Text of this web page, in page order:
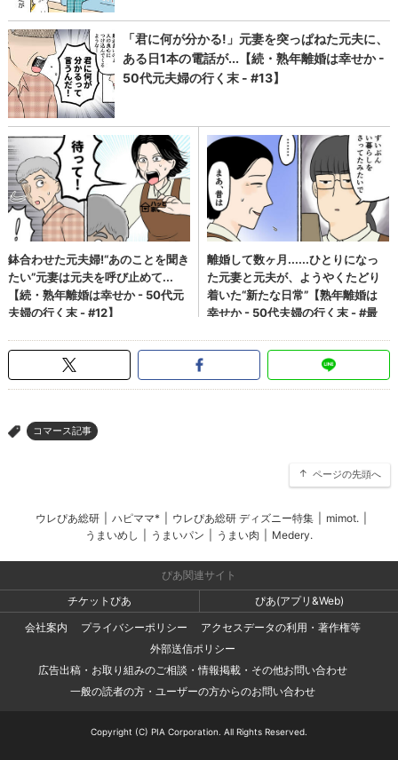
> コマース記事
ページの先頭へ
ウレぴあ総研 ハピママ* ウレぴあ総研 ディズニー特集 mimot.
うまいめし
うまいパン うまい肉 Medery.
ぴあ関連サイト
チケットぴあ
ぴあ(アプリ&Web)
会社案内
プライバシーポリシー
アクセスデータの利用・著作権等
外部送信ポリシー
広告出稿・お取り組みのご相談・情報掲載・その他お問い合わせ
一般の読者の方・ユーザーの方からのお問い合わせ
Copyright (C) PIA Corporation. All Rights Reserved.